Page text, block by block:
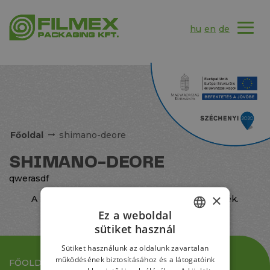
hu en de
Főoldal shimano-deore
SHIMANO-DEORE
qwerasdf
A megadott feltételekkel nem található termék.
FŐOLDAL
HUNGARIAN
GERMAN
×
Ez a weboldal
sütiket használ
Sütiket használunk az oldalunk zavartalan
működésének biztosításához és a látogatóink